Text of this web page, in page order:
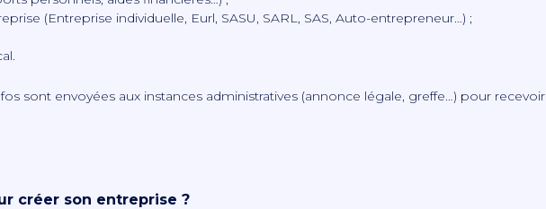
(Entreprise individuelle, Eurl, SASU, SARL, SAS, Auto-entrepreneur…) ;
sont envoyées aux instances administratives (annonce légale, greffe…) pour recevoir
créer son entreprise ?